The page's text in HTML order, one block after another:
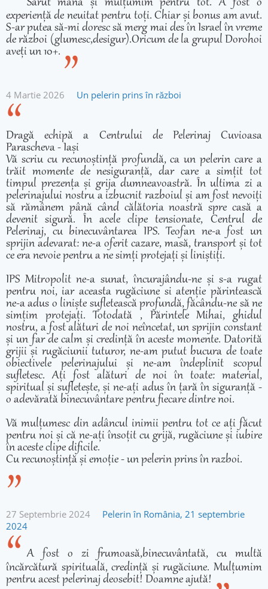
Sărut mâna și mulțumim pentru tot. A fost o
experiență de neuitat pentru toți. Chiar și bonus am avut.
S-ar putea să-mi doresc să merg mai des în Israel în vreme
de război (glumesc,desigur).Oricum de la grupul Dorohoi
aveți un 10+.
4 Martie 2026 Un pelerin prins în război
Dragă echipă a Centrului de Pelerinaj Cuvioasa
Parascheva - Iași
Vă scriu cu recunoștință profundă, ca un pelerin care a
trăit momente de nesiguranță, dar care a simțit tot
timpul prezența și grija dumneavoastră. În ultima zi a
pelerinajului nostru a izbucnit razboiul și am fost nevoiți
să rămânem până când călătoria noastră spre casă a
devenit sigură. În acele clipe tensionate, Centrul de
Pelerinaj, cu binecuvântarea IPS. Teofan ne-a fost un
sprijin adevarat: ne-a oferit cazare, masă, transport și tot
ce era nevoie pentru a ne simți protejați și liniștiți.
IPS Mitropolit ne-a sunat, încurajându-ne și s-a rugat
pentru noi, iar aceasta rugăciune si atenție părintească
ne-a adus o liniște sufletească profundă, făcându-ne să ne
simțim protejați. Totodată , Părintele Mihai, ghidul
nostru, a fost alături de noi neîncetat, un sprijin constant
și un far de calm și credință în aceste momente. Datorită
grijii și rugăciunii tuturor, ne-am putut bucura de toate
obiectivele pelerinajului și ne-am îndeplinit scopul
sufletesc. Ați fost alături de noi în toate: material,
spiritual și sufletește, și ne-ați adus în țară în siguranță -
o adevărată binecuvântare pentru fiecare dintre noi.
Vă mulțumesc din adâncul inimii pentru tot ce ați făcut
pentru noi și că ne-ați însoțit cu grijă, rugăciune și iubire
în aceste clipe dificile.
Cu recunoștință și emoție - un pelerin prins în razboi.
27 Septembrie 2024
Pelerin în România, 21 septembrie
2024
A fost o zi frumoasă,binecuvântată, cu multă
încărcătură spirituală, credință și rugăciune. Mulțumim
pentru acest pelerinaj deosebit! Doamne ajută!